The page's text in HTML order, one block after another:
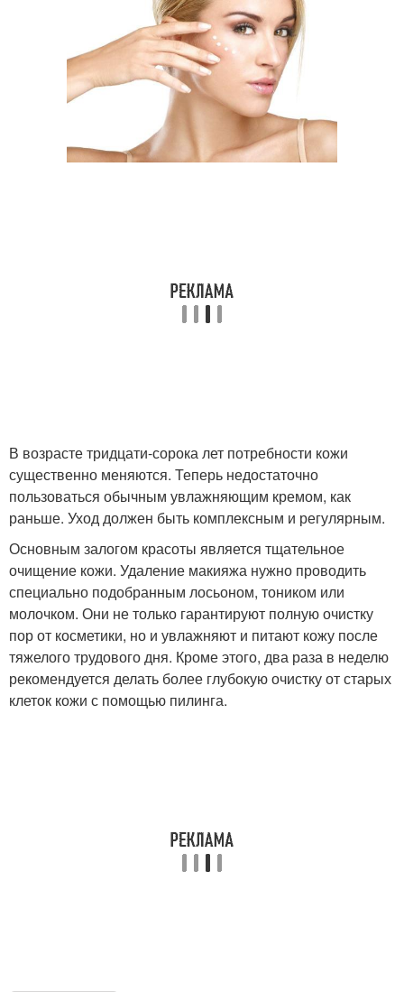
В возрасте тридцати-сорока лет потребности кожи
существенно меняются. Теперь недостаточно
пользоваться обычным увлажняющим кремом, как
раньше. Уход должен быть комплексным и регулярным.
Основным залогом красоты является тщательное
очищение кожи. Удаление макияжа нужно проводить
специально подобранным лосьоном, тоником или
молочком. Они не только гарантируют полную очистку
пор от косметики, но и увлажняют и питают кожу после
тяжелого трудового дня. Кроме этого, два раза в неделю
рекомендуется делать более глубокую очистку от старых
клеток кожи с помощью пилинга.